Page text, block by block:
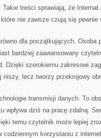
treści sprawiają, że
nie zawsze czują się
dla początkujących. Osoba
bardziej zaawansowany
Dzięki szerokiemu zakresowi
niszy, lecz tworzy przekrojowy
transmisji danych. To
wpływa dziś na pracę zdalną.
temu czytelnik może lepiej
codziennym korzystaniu z